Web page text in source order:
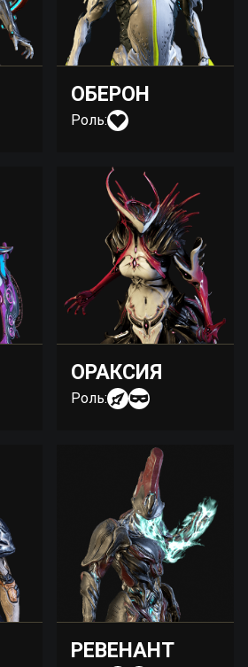
ОБЕРОН
Роль:
ОРАКСИЯ
Роль:
РЕВЕНАНТ